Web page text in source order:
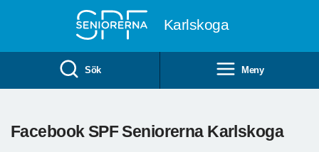
Karlskoga
Sök Meny
Facebook SPF Seniorerna Karlskoga